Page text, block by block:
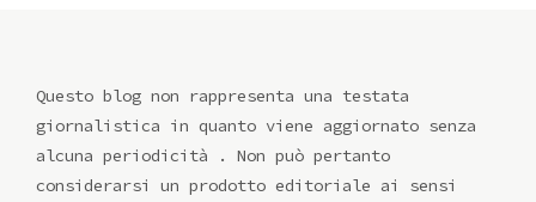
Questo blog non rappresenta una testata
giornalistica in quanto viene aggiornato senza
alcuna periodicità . Non può pertanto
considerarsi un prodotto editoriale ai sensi